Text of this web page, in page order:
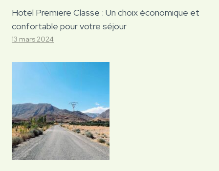
Hotel Premiere Classe : Un choix économique et
confortable pour votre séjour
13 mars 2024